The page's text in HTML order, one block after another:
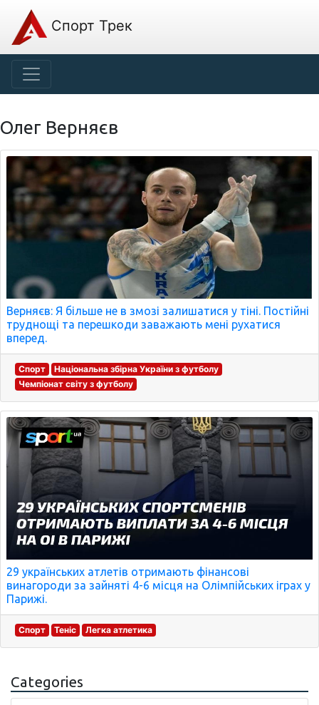
Спорт Трек
Олег Верняєв
Верняєв: Я більше не в змозі залишатися у тіні. Постійні
труднощі та перешкоди заважають мені рухатися
вперед.
Спорт
Національна збірна України з футболу
Чемпіонат світу з футболу
29 українських атлетів отримають фінансові
винагороди за зайняті 4-6 місця на Олімпійських іграх у
Парижі.
Спорт Теніс Легка атлетика
Categories